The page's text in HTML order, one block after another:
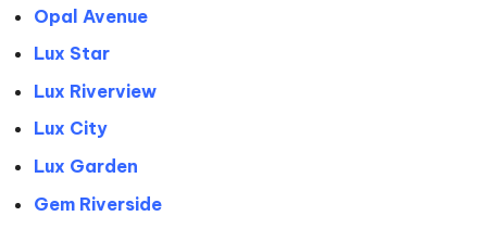
Opal Avenue
Lux Star
Lux Riverview
Lux City
Lux Garden
Gem Riverside